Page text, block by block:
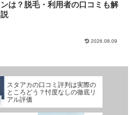
ンは？脱毛・利用者の口コミも解
説
2026.08.09
スタアカの口コミ評判は実際の
ところどう？忖度なしの徹底リ
アル評価